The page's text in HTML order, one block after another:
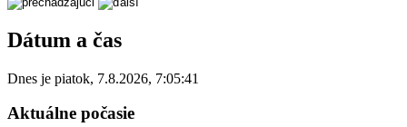
Dátum a čas
Dnes je piatok, 7.8.2026, 7:05:41
Aktuálne počasie